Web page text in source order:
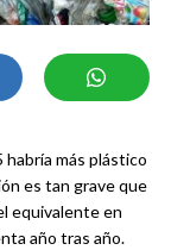
habría más plástico
es tan grave que
equivalente en
año tras año.